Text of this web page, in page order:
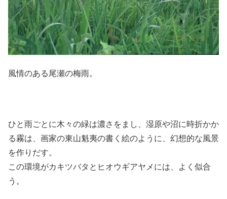
風情のある尾瀬の梅雨。
ひと雨ごとに木々の緑は濃さをまし、湿原や沼に時折かか
る霧は、画家の東山魁夷の書く絵のように、幻想的な風景
を作りだす。
この環境がカキツバタとヒオウギアヤメには、よく似合
う。